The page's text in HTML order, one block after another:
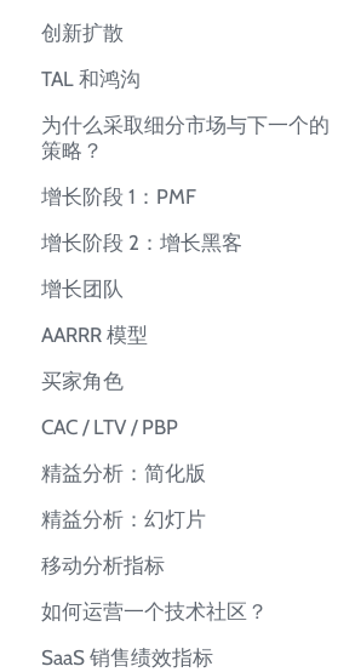
创新扩散
TAL 和鸿沟
为什么采取细分市场与下一个的
策略？
增长阶段 1：PMF
增长阶段 2：增长黑客
增长团队
AARRR 模型
买家角色
CAC / LTV / PBP
精益分析：简化版
精益分析：幻灯片
移动分析指标
如何运营一个技术社区？
SaaS 销售绩效指标